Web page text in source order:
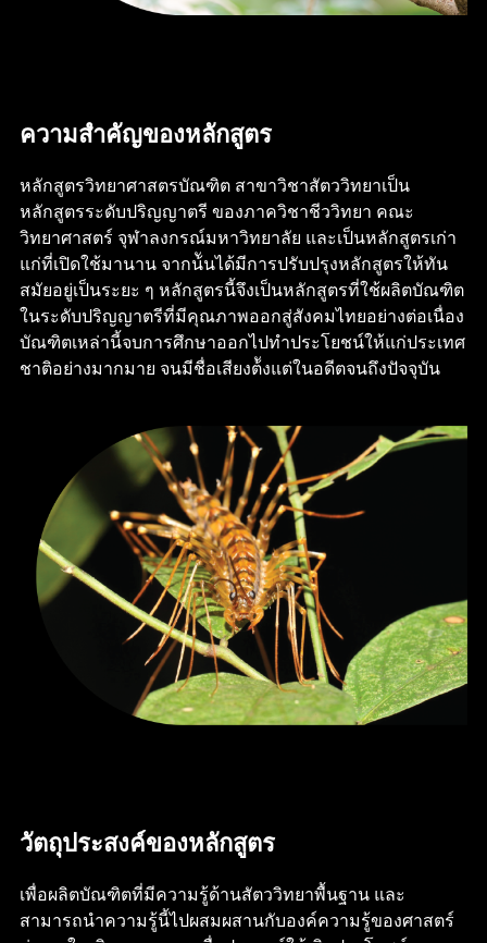
ความสำคัญของหลักสูตร
หลักสูตรวิทยาศาสตรบัณฑิต สาขาวิชาสัตววิทยาเป็น
หลักสูตรระดับปริญญาตรี ของภาควิชาชีววิทยา คณะ
วิทยาศาสตร์ จุฬาลงกรณ์มหาวิทยาลัย และเป็นหลักสูตรเก่า
แก่ที่เปิดใช้มานาน จากน้ันได้มีการปรับปรุงหลักสูตรให้ทัน
สมัยอยู่เป็นระยะ ๆ หลักสูตรนี้จึงเป็นหลักสูตรที่ใช้ผลิตบัณฑิต
ในระดับปริญญาตรีที่มีคุณภาพออกสู่สังคมไทยอย่างต่อเนื่อง
บัณฑิตเหล่านี้จบการศึกษาออกไปทำประโยชน์ให้แก่ประเทศ
ชาติอย่างมากมาย จนมีชื่อเสียงต้ังแต่ในอดีตจนถึงปัจจุบัน
วัตถุประสงค์ของหลักสูตร
เพื่อผลิตบัณฑิตที่มีความรู้ด้านสัตววิทยาพื้นฐาน และ
สามารถนำความรู้นี้ไปผสมผสานกับองค์ความรู้ของศาสตร์